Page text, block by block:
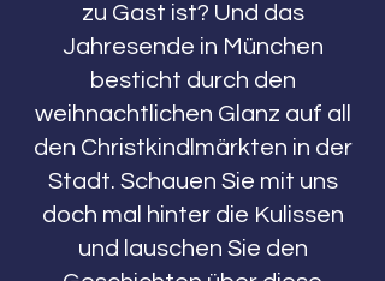
zu Gast ist? Und das
Jahresende in München
besticht durch den
weihnachtlichen Glanz auf all
den Christkindlmärkten in der
Stadt. Schauen Sie mit uns
doch mal hinter die Kulissen
und lauschen Sie den